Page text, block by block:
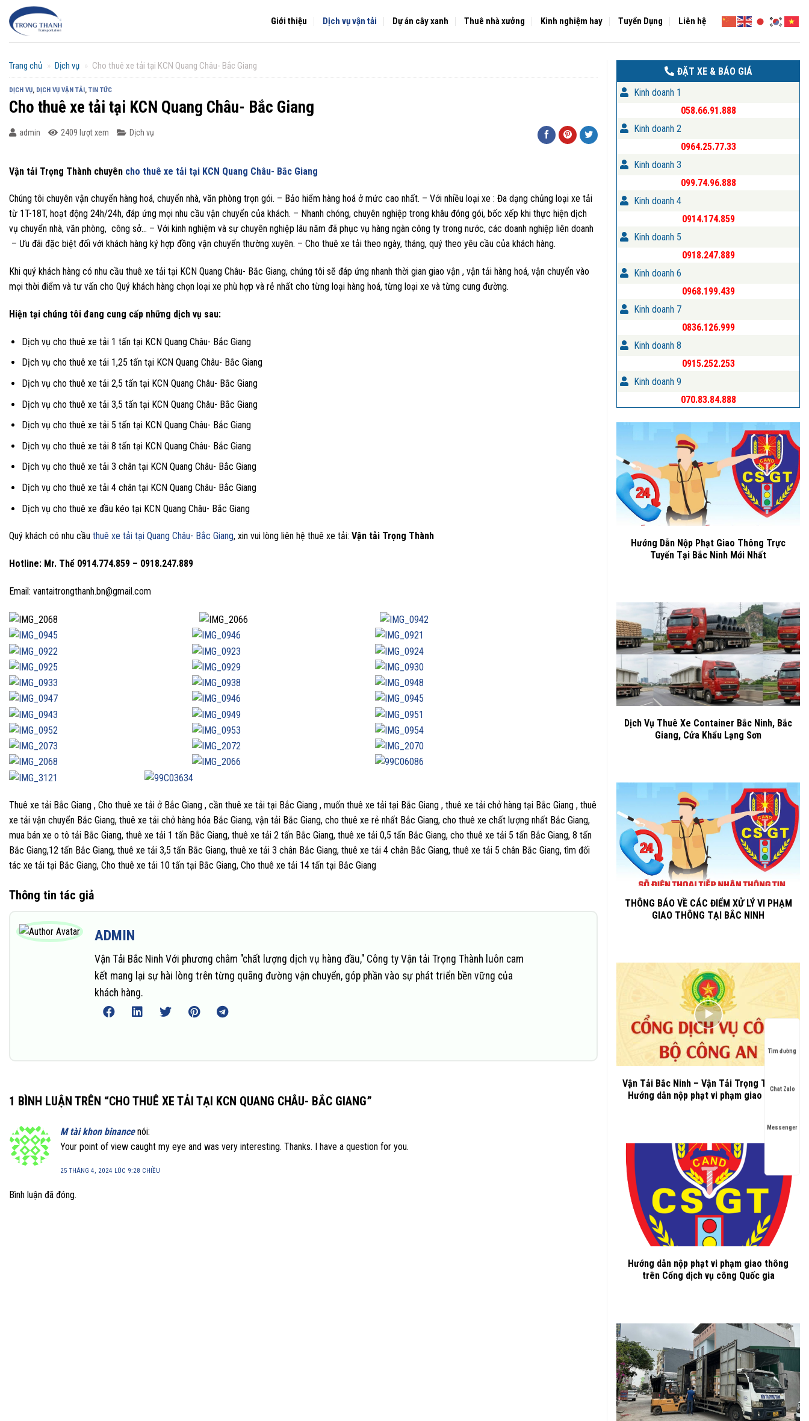
Chuyển
đến
Giới thiệu Dịch vụ vận tải Dự án cây xanh Thuê nhà xưởng Kinh nghiệm hay Tuyển Dụng Liên hệ
Trang chủ » Dịch vụ » Cho thuê xe tải tại KCN Quang Châu- Bắc Giang
DỊCH VỤ, DỊCH VỤ VẬN TẢI, TIN TỨC
Cho thuê xe tải tại KCN Quang Châu- Bắc Giang
admin 2409 lượt xem Dịch vụ
Vận tải Trọng Thành chuyên cho thuê xe tải tại KCN Quang Châu- Bắc Giang
Chúng tôi chuyên vận chuyển hàng hoá, chuyển nhà, văn phòng trọn gói. – Bảo hiểm hàng hoá ở mức cao nhất. – Với nhiều loại xe : Đa dạng chủng loại xe tải
từ 1T-18T, hoạt động 24h/24h, đáp ứng mọi nhu cầu vận chuyển của khách. – Nhanh chóng, chuyên nghiệp trong khâu đóng gói, bốc xếp khi thực hiện dịch
vụ chuyển nhà, văn phòng, công sở… – Với kinh nghiệm và sự chuyên nghiệp lâu năm đã phục vụ hàng ngàn công ty trong nước, các doanh nghiệp liên doanh
– Ưu đãi đặc biệt đối với khách hàng ký hợp đồng vận chuyển thường xuyên. – Cho thuê xe tải theo ngày, tháng, quý theo yêu cầu của khách hàng.
Khi quý khách hàng có nhu cầu thuê xe tải tại KCN Quang Châu- Bắc Giang, chúng tôi sẽ đáp ứng nhanh thời gian giao vận , vận tải hàng hoá, vận chuyển vào
mọi thời điểm và tư vấn cho Quý khách hàng chọn loại xe phù hợp và rẻ nhất cho từng loại hàng hoá, từng loại xe và từng cung đường.
Hiện tại chúng tôi đang cung cấp những dịch vụ sau:
Dịch vụ cho thuê xe tải 1 tấn tại KCN Quang Châu- Bắc Giang
Dịch vụ cho thuê xe tải 1,25 tấn tại KCN Quang Châu- Bắc Giang
Dịch vụ cho thuê xe tải 2,5 tấn tại KCN Quang Châu- Bắc Giang
Dịch vụ cho thuê xe tải 3,5 tấn tại KCN Quang Châu- Bắc Giang
Dịch vụ cho thuê xe tải 5 tấn tại KCN Quang Châu- Bắc Giang
Dịch vụ cho thuê xe tải 8 tấn tại KCN Quang Châu- Bắc Giang
Dịch vụ cho thuê xe tải 3 chân tại KCN Quang Châu- Bắc Giang
Dịch vụ cho thuê xe tải 4 chân tại KCN Quang Châu- Bắc Giang
Dịch vụ cho thuê xe đầu kéo tại KCN Quang Châu- Bắc Giang
Quý khách có nhu cầu thuê xe tải tại Quang Châu- Bắc Giang, xin vui lòng liên hệ thuê xe tải: Vận tải Trọng Thành
Hotline: Mr. Thể 0914.774.859 – 0918.247.889
Email: vantaitrongthanh.bn@gmail.com
Thuê xe tải Bắc Giang , Cho thuê xe tải ở Bắc Giang , cần thuê xe tải tại Bắc Giang , muốn thuê xe tải tại Bắc Giang , thuê xe tải chở hàng tại Bắc Giang , thuê
xe tải vận chuyển Bắc Giang, thuê xe tải chở hàng hóa Bắc Giang, vận tải Bắc Giang, cho thuê xe rẻ nhất Bắc Giang, cho thuê xe chất lượng nhất Bắc Giang,
mua bán xe o tô tải Bắc Giang, thuê xe tải 1 tấn Bắc Giang, thuê xe tải 2 tấn Bắc Giang, thuê xe tải 0,5 tấn Bắc Giang, cho thuê xe tải 5 tấn Bắc Giang, 8 tấn
Bắc Giang,12 tấn Bắc Giang, thuê xe tải 3,5 tấn Bắc Giang, thuê xe tải 3 chân Bắc Giang, thuê xe tải 4 chân Bắc Giang, thuê xe tải 5 chân Bắc Giang, tìm đối
tác xe tải tại Bắc Giang, Cho thuê xe tải 10 tấn tại Bắc Giang, Cho thuê xe tải 14 tấn tại Bắc Giang
Thông tin tác giả
ADMIN
Vận Tải Bắc Ninh Với phương châm "chất lượng dịch vụ hàng đầu," Công ty Vận tải Trọng Thành luôn cam
kết mang lại sự hài lòng trên từng quãng đường vận chuyển, góp phần vào sự phát triển bền vững của
khách hàng.
1 BÌNH LUẬN TRÊN “CHO THUÊ XE TẢI TẠI KCN QUANG CHÂU- BẮC GIANG”
M tài khon binance nói:
Your point of view caught my eye and was very interesting. Thanks. I have a question for you.
25 THÁNG 4, 2024 LÚC 9:28 CHIỀU
Bình luận đã đóng.
ĐẶT XE & BÁO GIÁ
Kinh doanh 1
058.66.91.888
Kinh doanh 2
0964.25.77.33
Kinh doanh 3
099.74.96.888
Kinh doanh 4
0914.174.859
Kinh doanh 5
0918.247.889
Kinh doanh 6
0968.199.439
Kinh doanh 7
0836.126.999
Kinh doanh 8
0915.252.253
Kinh doanh 9
070.83.84.888
Hướng Dẫn Nộp Phạt Giao Thông Trực
Tuyến Tại Bắc Ninh Mới Nhất
Dịch Vụ Thuê Xe Container Bắc Ninh, Bắc
Giang, Cửa Khẩu Lạng Sơn
THÔNG BÁO VỀ CÁC ĐIỂM XỬ LÝ VI PHẠM
GIAO THÔNG TẠI BẮC NINH
Vận Tải Bắc Ninh – Vận Tải Trọng Thành –
Hướng dẫn nộp phạt vi phạm giao thông
Hướng dẫn nộp phạt vi phạm giao thông
trên Cổng dịch vụ công Quốc gia
Tìm đường
Chat Zalo
Messenger